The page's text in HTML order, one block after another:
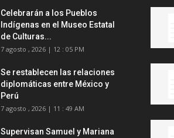
Celebrarán a los Pueblos
Indígenas en el Museo Estatal
de Culturas...
7 agosto , 2026 | 12 : 05 PM
Se restablecen las relaciones
diplomáticas entre México y
Perú
7 agosto , 2026 | 11 : 49 AM
Supervisan Samuel y Mariana